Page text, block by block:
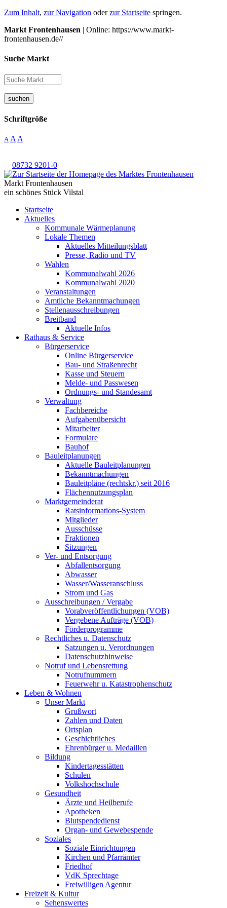
Zum Inhalt, zur Navigation oderzur Startseite springen.
Markt Frontenhausen | Online: https://www.markt-
frontenhausen.de//
Suche Markt
suchen
Schriftgröße
A A A
08732 9201-0
Markt Frontenhausen
ein schönes Stück Vilstal
Startseite
Aktuelles
Kommunale Wärmeplanung
Lokale Themen
Aktuelles Mitteilungsblatt
Presse, Radio und TV
Wahlen
Kommunalwahl 2026
Kommunalwahl 2020
Veranstaltungen
Amtliche Bekanntmachungen
Stellenausschreibungen
Breitband
Aktuelle Infos
Rathaus & Service
Bürgerservice
Online Bürgerservice
Bau- und Straßenrecht
Kasse und Steuern
Melde- und Passwesen
Ordnungs- und Standesamt
Verwaltung
Fachbereiche
Aufgabenübersicht
Mitarbeiter
Formulare
Bauhof
Bauleitplanungen
Aktuelle Bauleitplanungen
Bekanntmachungen
Bauleitpläne (rechtskr.) seit 2016
Flächennutzungsplan
Marktgemeinderat
Ratsinformations-System
Mitglieder
Ausschüsse
Fraktionen
Sitzungen
Ver- und Entsorgung
Abfallentsorgung
Abwasser
Wasser/Wasseranschluss
Strom und Gas
Ausschreibungen / Vergabe
Vorabveröffentlichungen (VOB)
Vergebene Aufträge (VOB)
Förderprogramme
Rechtliches u. Datenschutz
Satzungen u. Verordnungen
Datenschutzhinweise
Notruf und Lebensrettung
Notrufnummern
Feuerwehr u. Katastrophenschutz
Leben & Wohnen
Unser Markt
Grußwort
Zahlen und Daten
Ortsplan
Geschichtliches
Ehrenbürger u. Medaillen
Bildung
Kindertagesstätten
Schulen
Volkshochschule
Gesundheit
Ärzte und Heilberufe
Apotheken
Blutspendedienst
Organ- und Gewebespende
Soziales
Soziale Einrichtungen
Kirchen und Pfarrämter
Friedhof
VdK Sprechtage
Freiwilligen Agentur
Freizeit & Kultur
Sehenswertes